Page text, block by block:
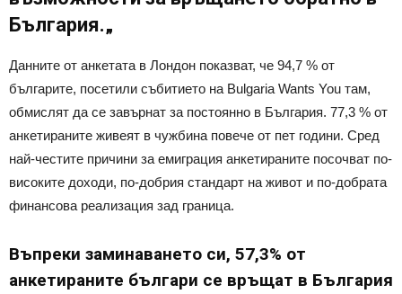
България.„
Данните от анкетата в Лондон показват, че 94,7 % от
българите, посетили събитието на Bulgaria Wants You там,
обмислят да се завърнат за постоянно в България. 77,3 % от
анкетираните живеят в чужбина повече от пет години. Сред
най-честите причини за емиграция анкетираните посочват по-
високите доходи, по-добрия стандарт на живот и по-добрата
финансова реализация зад граница.
Въпреки заминаването си, 57,3% от
анкетираните българи се връщат в България